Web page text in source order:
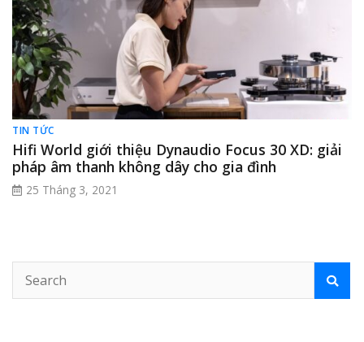
TIN TỨC
Hifi World giới thiệu Dynaudio Focus 30 XD: giải
pháp âm thanh không dây cho gia đình
25 Tháng 3, 2021